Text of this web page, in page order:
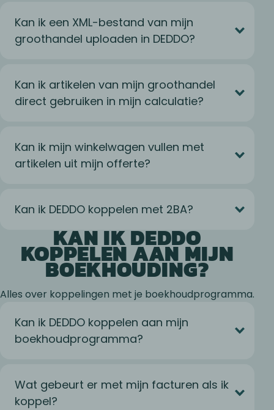
Kan ik een XML-bestand van mijn
groothandel uploaden in DEDDO?
Kan ik artikelen van mijn groothandel
direct gebruiken in mijn calculatie?
Kan ik mijn winkelwagen vullen met
artikelen uit mijn offerte?
Kan ik DEDDO koppelen met 2BA?
KAN IK DEDDO
KOPPELEN AAN MIJN
BOEKHOUDING?
Alles over koppelingen met je boekhoudprogramma.
Kan ik DEDDO koppelen aan mijn
boekhoudprogramma?
Wat gebeurt er met mijn facturen als ik
koppel?